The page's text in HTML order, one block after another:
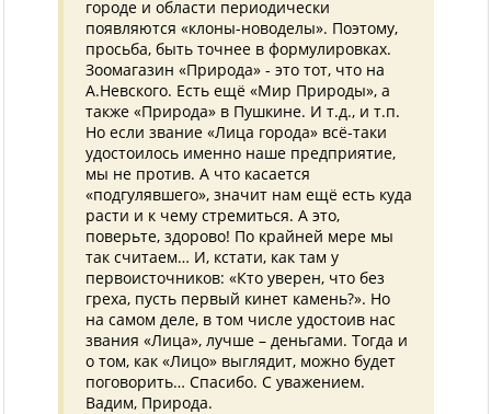
городе и области периодически
появляются «клоны-новоделы». Поэтому,
просьба, быть точнее в формулировках.
Зоомагазин «Природа» - это тот, что на
А.Невского. Есть ещё «Мир Природы», а
также «Природа» в Пушкине. И т.д., и т.п.
Но если звание «Лица города» всё-таки
удостоилось именно наше предприятие,
мы не против. А что касается
«подгулявшего», значит нам ещё есть куда
расти и к чему стремиться. А это,
поверьте, здорово! По крайней мере мы
так считаем… И, кстати, как там у
первоисточников: «Кто уверен, что без
греха, пусть первый кинет камень?». Но
на самом деле, в том числе удостоив нас
звания «Лица», лучше – деньгами. Тогда и
о том, как «Лицо» выглядит, можно будет
поговорить… Спасибо. С уважением.
Вадим, Природа.